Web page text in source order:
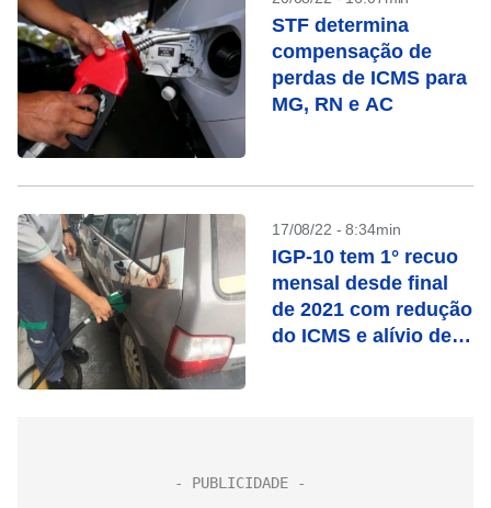
STF determina
compensação de
perdas de ICMS para
MG, RN e AC
17/08/22 - 8:34min
IGP-10 tem 1° recuo
mensal desde final
de 2021 com redução
do ICMS e alívio de